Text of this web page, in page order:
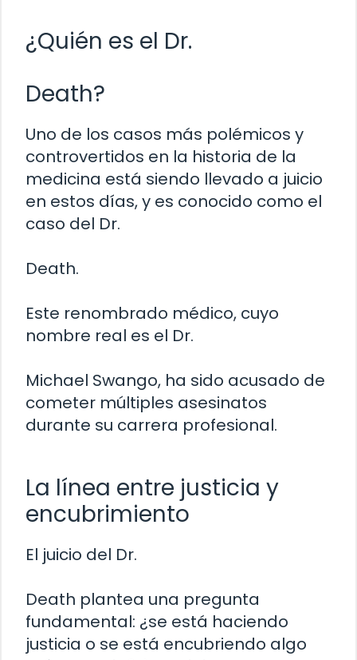
¿Quién es el Dr.
Death?
Uno de los casos más polémicos y
controvertidos en la historia de la
medicina está siendo llevado a juicio
en estos días, y es conocido como el
caso del Dr.
Death.
Este renombrado médico, cuyo
nombre real es el Dr.
Michael Swango, ha sido acusado de
cometer múltiples asesinatos
durante su carrera profesional.
La línea entre justicia y
encubrimiento
El juicio del Dr.
Death plantea una pregunta
fundamental: ¿se está haciendo
justicia o se está encubriendo algo